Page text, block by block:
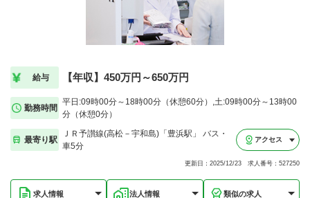
給与 【年収】450万円～650万円
勤務時間
平日:09時00分～18時00分（休憩60分）,土:09時00分～13時00
分（休憩0分）
最寄り駅
ＪＲ予讃線(高松－宇和島)「豊浜駅」 バス・
車5分
アクセス
更新日：2025/12/23 求人番号：527250
求人情報 法人情報 類似の求人